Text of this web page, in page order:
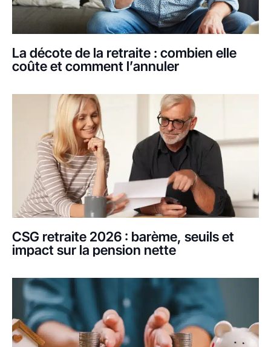
La décote de la retraite : combien elle
coûte et comment l’annuler
CSG retraite 2026 : barème, seuils et
impact sur la pension nette